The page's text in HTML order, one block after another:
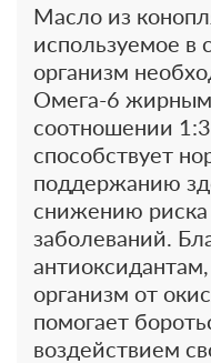
Масло из
используемое в
организм
Омега-6
соотношении
способствует
поддержанию
снижению риска
заболеваний.
организм от
помогает
воздействием